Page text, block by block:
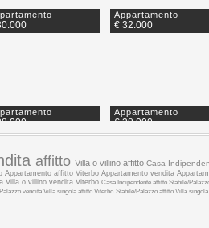
Appartamento
€ 32.000
Appartamento
€ 38.000
affitto Villa o villino affitto Casa
Appartamento affitto Viterbo Appartamento vendita
Villa o villino vendita Viterbo Casa Indipendente affitto Stabile/
venditaVilla singola affitto Viterbo Stabile/Palazzo affitto Villa